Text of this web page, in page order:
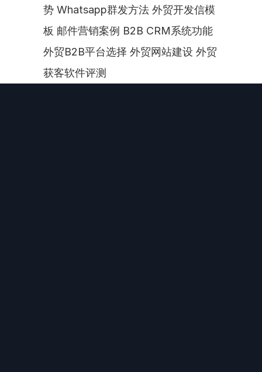
势 Whatsapp群发方法 外贸开发信模
板 邮件营销案例 B2B CRM系统功能
外贸B2B平台选择 外贸网站建设 外贸
获客软件评测